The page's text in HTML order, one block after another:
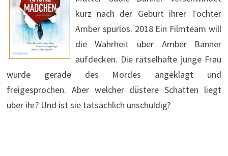
kurz nach der Geburt ihrer Tochter
Amber spurlos. 2018 Ein Filmteam will
die Wahrheit über Amber Banner
aufdecken. Die rätselhafte junge Frau
wurde gerade des Mordes angeklagt und
freigesprochen. Aber welcher düstere Schatten liegt
über ihr? Und ist sie tatsächlich unschuldig?